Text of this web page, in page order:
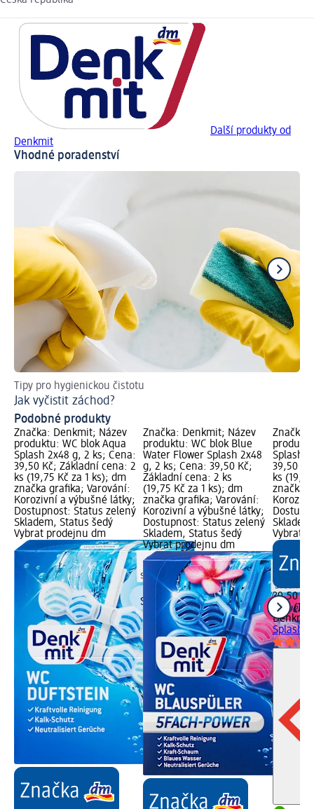
Další produkty od
Denkmit
Vhodné poradenství
Tipy pro hygienickou čistotu
Jak vyčistit záchod?
Podobné produkty
Značka: Denkmit; Název
produktu: WC blok Aqua
Splash 2x48 g, 2 ks; Cena:
39,50 Kč; Základní cena: 2
ks (19,75 Kč za 1 ks); dm
značka grafika; Varování:
Korozivní a výbušné látky;
Dostupnost: Status zelený
Skladem, Status šedý
Vybrat prodejnu dm
Značka: Denkmit; Název
produktu: WC blok Blue
Water Flower Splash 2x48
g, 2 ks; Cena: 39,50 Kč;
Základní cena: 2 ks
(19,75 Kč za 1 ks); dm
značka grafika; Varování:
Korozivní a výbušné látky;
Dostupnost: Status zelený
Skladem, Status šedý
Vybrat prodejnu dm
Značka:
Splash
39,50
ks
značka
Vybrat
39,50 Kč
2 ks
Denkmit
Splash